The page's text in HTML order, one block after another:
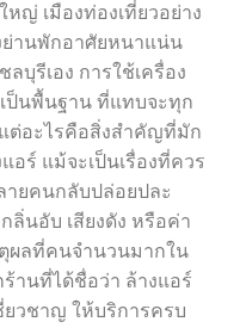
ญ่ เมืองท่องเที่ยวอย่าง
ย่านพักอาศัยหนาแน่น
บุรีเอง การใช้เครื่อง
เป็นพื้นฐาน ที่แทบจะทุก
ต่อะไรคือสิ่งสำคัญที่มัก
ร์ แม้จะเป็นเรื่องที่ควร
ายคนกลับปล่อยปละ
ลิ่นอับ เสียงดัง หรือค่า
ผลที่คนจำนวนมากใน
านที่ได้ชื่อว่า ล้างแอร์
ยวชาญ ให้บริการครบ